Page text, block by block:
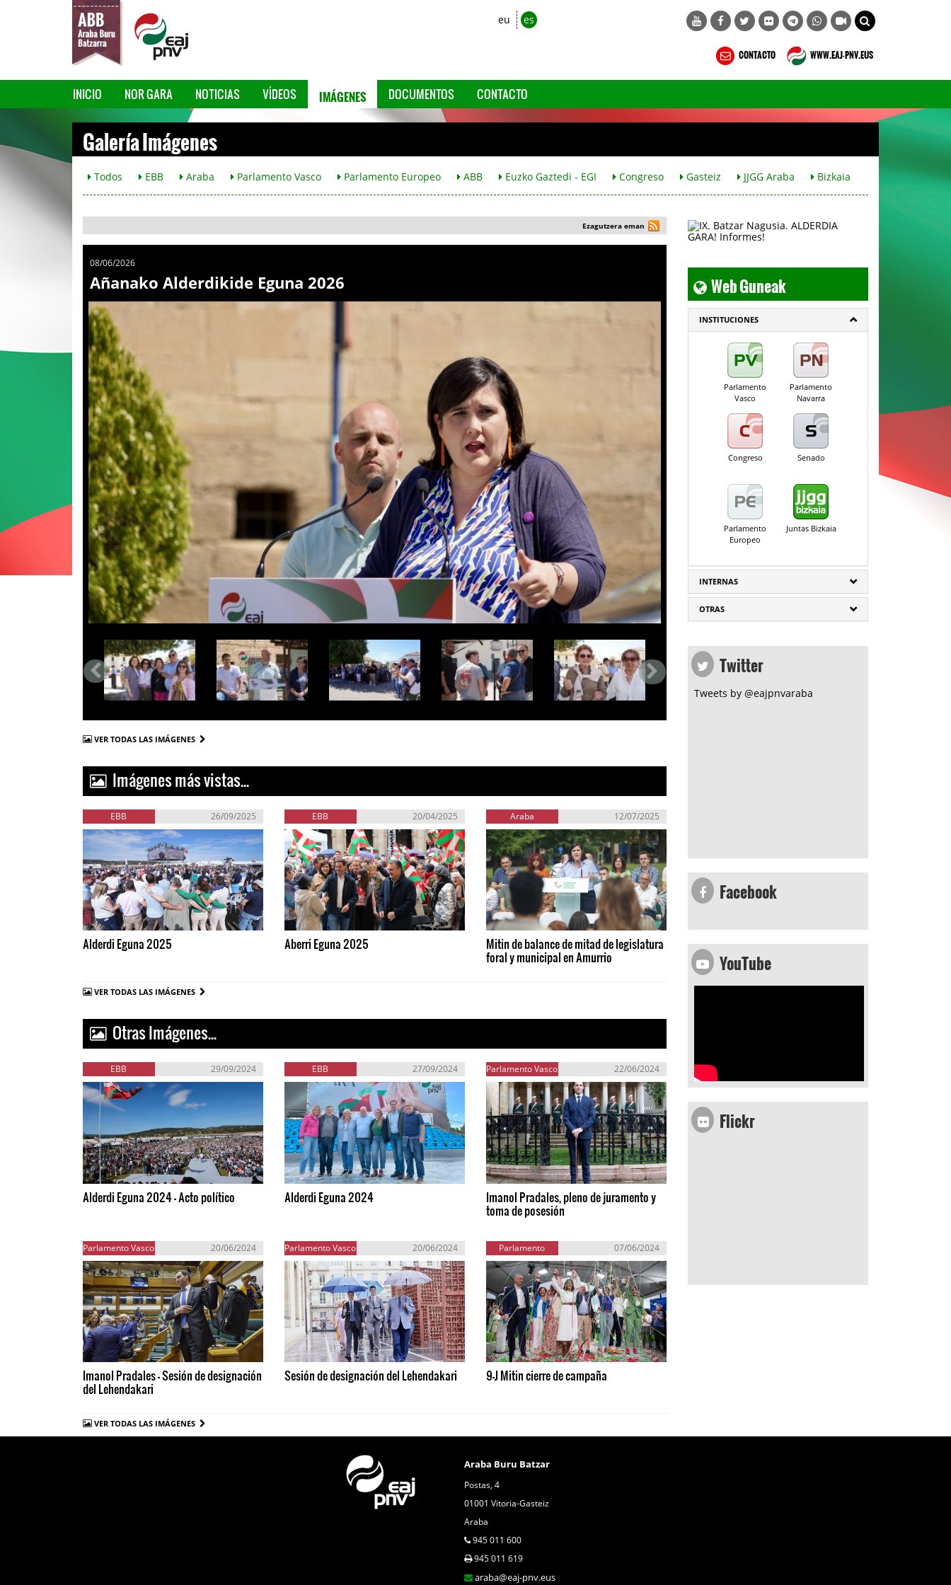
eu es
CONTACTO WWW.EAJ-PNV.EUS
INICIO NOR GARA NOTICIAS VÍDEOS IMÁGENES DOCUMENTOS CONTACTO
Galería Imágenes
Todos EBB Araba Parlamento Vasco Parlamento Europeo ABB Euzko Gaztedi - EGI Congreso Gasteiz JJGG Araba Bizkaia
Ezagutzera eman
08/06/2026
Añanako Alderdikide Eguna 2026
VER TODAS LAS IMÁGENES
Imágenes más vistas...
EBB 26/09/2025
Alderdi Eguna 2025
EBB 20/04/2025
Aberri Eguna 2025
Araba 12/07/2025
Mitin de balance de mitad de legislatura
foral y municipal en Amurrio
VER TODAS LAS IMÁGENES
Otras Imágenes...
EBB 29/09/2024
Alderdi Eguna 2024 - Acto político
EBB 27/09/2024
Alderdi Eguna 2024
Parlamento Vasco 22/06/2024
Imanol Pradales, pleno de juramento y
toma de posesión
Parlamento Vasco 20/06/2024
Imanol Pradales - Sesión de designación
del Lehendakari
Parlamento Vasco 20/06/2024
Sesión de designación del Lehendakari
Parlamento
Europeo
07/06/2024
9-J Mitin cierre de campaña
VER TODAS LAS IMÁGENES
Web Guneak
INSTITUCIONES
Parlamento
Vasco
Parlamento
Navarra
Congreso Senado
Parlamento
Europeo
Juntas Bizkaia
INTERNAS
OTRAS
Twitter
Tweets by @eajpnvaraba
Facebook
YouTube
Flickr
Araba Buru Batzar
Postas, 4
01001 Vitoria-Gasteiz
Araba
945 011 600
945 011 619
araba@eaj-pnv.eus